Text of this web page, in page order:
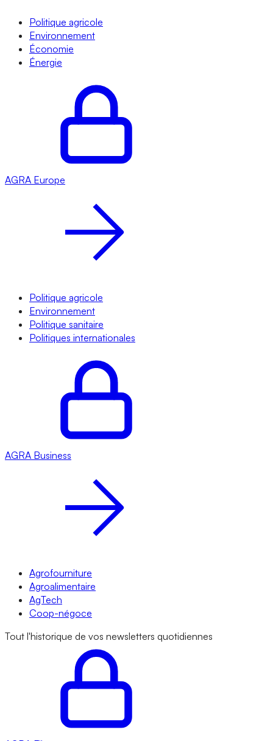
Politique agricole
Environnement
Économie
Énergie
AGRA Europe
Politique agricole
Environnement
Politique sanitaire
Politiques internationales
AGRA Business
Agrofourniture
Agroalimentaire
AgTech
Coop-négoce
Tout l'historique de vos newsletters quotidiennes